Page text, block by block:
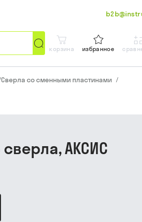
корзина избранное
Сверла со сменными пластинами /
сверла, АКСИС